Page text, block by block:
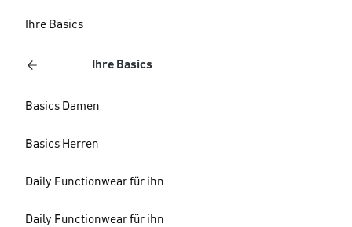
Ihre Basics
Ihre Basics
Basics Damen
Basics Herren
Daily Functionwear für ihn
Daily Functionwear für ihn